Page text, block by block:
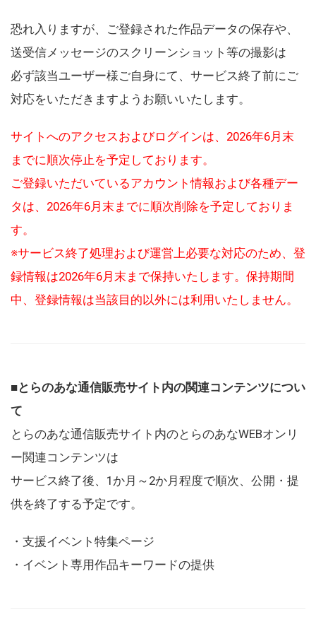
恐れ入りますが、ご登録された作品データの保存や、
送受信メッセージのスクリーンショット等の撮影は
必ず該当ユーザー様ご自身にて、サービス終了前にご
対応をいただきますようお願いいたします。
サイトへのアクセスおよびログインは、2026年6月末
までに順次停止を予定しております。
ご登録いただいているアカウント情報および各種デー
タは、2026年6月末までに順次削除を予定しておりま
す。
※サービス終了処理および運営上必要な対応のため、登
録情報は2026年6月末まで保持いたします。保持期間
中、登録情報は当該目的以外には利用いたしません。
■とらのあな通信販売サイト内の関連コンテンツについ
て
とらのあな通信販売サイト内のとらのあなWEBオンリ
ー関連コンテンツは
サービス終了後、1か月～2か月程度で順次、公開・提
供を終了する予定です。
・支援イベント特集ページ
・イベント専用作品キーワードの提供